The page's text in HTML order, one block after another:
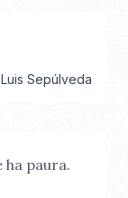
Luis Sepúlveda
ha paura.